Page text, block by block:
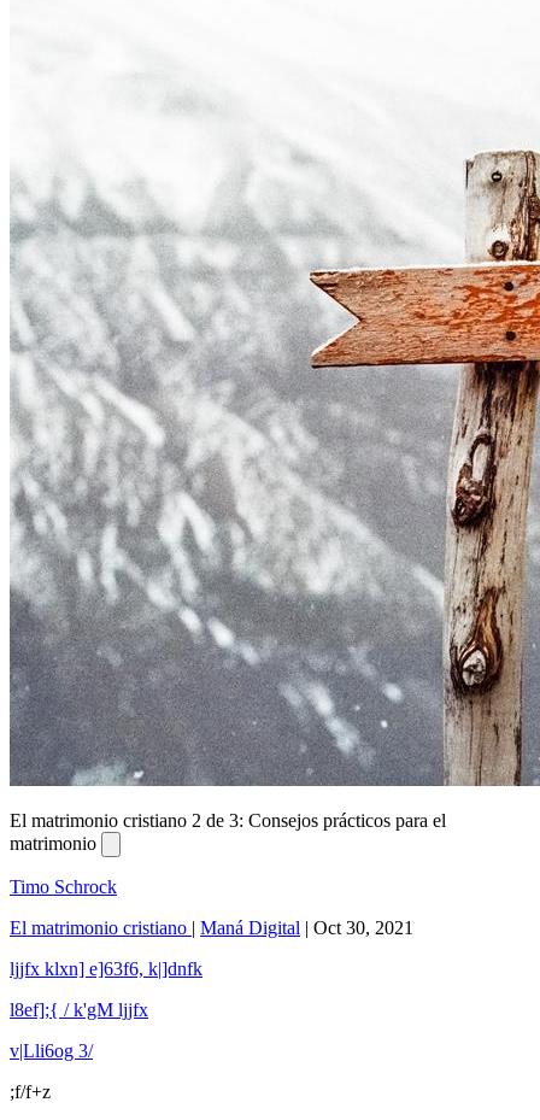
El matrimonio cristiano 2 de 3: Consejos prácticos para el
matrimonio
Timo Schrock
El matrimonio cristiano | Maná Digital | Oct 30, 2021
ljjfx klxn] e]63f6, k|]dnfk
l8ef];{ / k'gM ljjfx
v|Lli6og 3/
;f/f+z